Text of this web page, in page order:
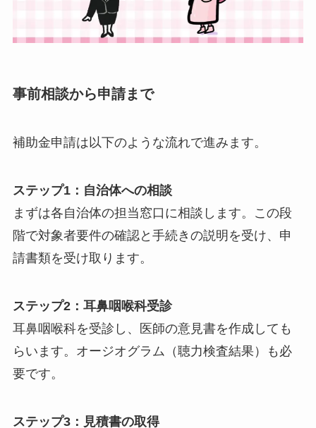
事前相談から申請まで
補助金申請は以下のような流れで進みます。
ステップ1：自治体への相談
まずは各自治体の担当窓口に相談します。この段
階で対象者要件の確認と手続きの説明を受け、申
請書類を受け取ります。
ステップ2：耳鼻咽喉科受診
耳鼻咽喉科を受診し、医師の意見書を作成しても
らいます。オージオグラム（聴力検査結果）も必
要です。
ステップ3：見積書の取得